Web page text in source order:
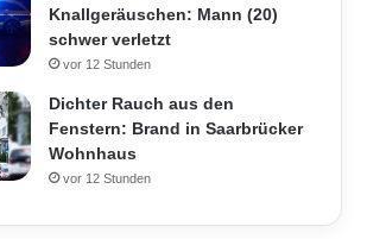
Knallgeräuschen: Mann (20)
schwer verletzt
vor 12 Stunden
Dichter Rauch aus den
Fenstern: Brand in Saarbrücker
Wohnhaus
vor 12 Stunden